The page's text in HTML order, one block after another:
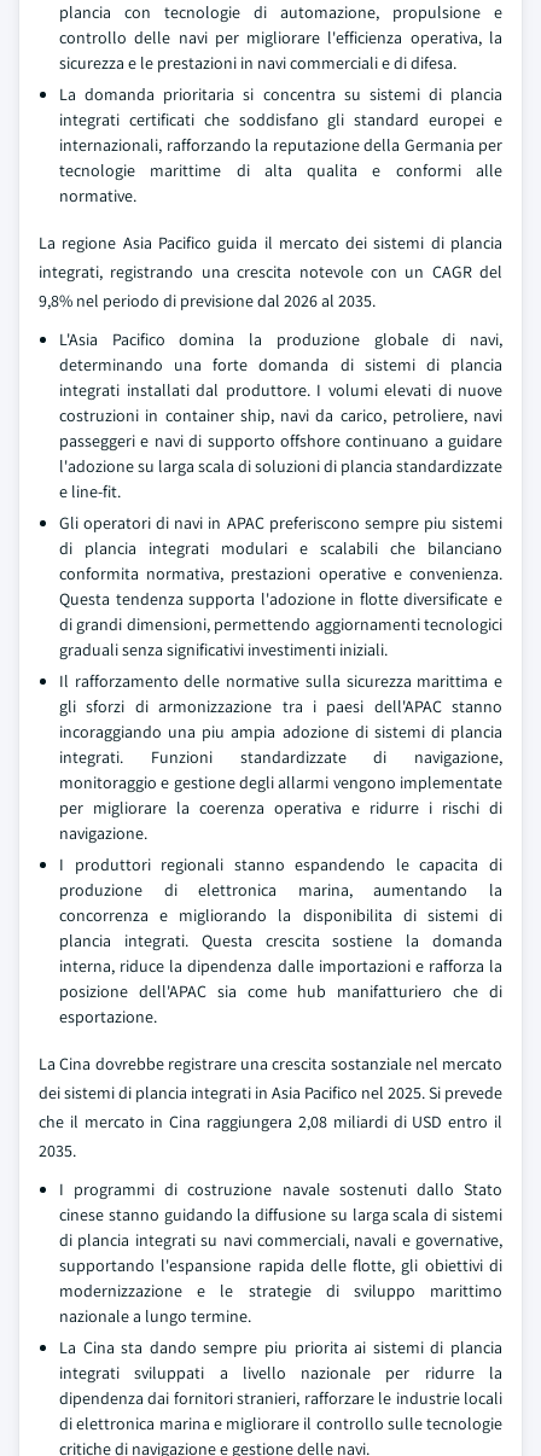
plancia con tecnologie di automazione, propulsione e
controllo delle navi per migliorare l'efficienza operativa, la
sicurezza e le prestazioni in navi commerciali e di difesa.
La domanda prioritaria si concentra su sistemi di plancia
integrati certificati che soddisfano gli standard europei e
internazionali, rafforzando la reputazione della Germania per
tecnologie marittime di alta qualita e conformi alle
normative.
La regione Asia Pacifico guida il mercato dei sistemi di plancia
integrati, registrando una crescita notevole con un CAGR del
9,8% nel periodo di previsione dal 2026 al 2035.
L'Asia Pacifico domina la produzione globale di navi,
determinando una forte domanda di sistemi di plancia
integrati installati dal produttore. I volumi elevati di nuove
costruzioni in container ship, navi da carico, petroliere, navi
passeggeri e navi di supporto offshore continuano a guidare
l'adozione su larga scala di soluzioni di plancia standardizzate
e line-fit.
Gli operatori di navi in APAC preferiscono sempre piu sistemi
di plancia integrati modulari e scalabili che bilanciano
conformita normativa, prestazioni operative e convenienza.
Questa tendenza supporta l'adozione in flotte diversificate e
di grandi dimensioni, permettendo aggiornamenti tecnologici
graduali senza significativi investimenti iniziali.
Il rafforzamento delle normative sulla sicurezza marittima e
gli sforzi di armonizzazione tra i paesi dell'APAC stanno
incoraggiando una piu ampia adozione di sistemi di plancia
integrati. Funzioni standardizzate di navigazione,
monitoraggio e gestione degli allarmi vengono implementate
per migliorare la coerenza operativa e ridurre i rischi di
navigazione.
I produttori regionali stanno espandendo le capacita di
produzione di elettronica marina, aumentando la
concorrenza e migliorando la disponibilita di sistemi di
plancia integrati. Questa crescita sostiene la domanda
interna, riduce la dipendenza dalle importazioni e rafforza la
posizione dell'APAC sia come hub manifatturiero che di
esportazione.
La Cina dovrebbe registrare una crescita sostanziale nel mercato
dei sistemi di plancia integrati in Asia Pacifico nel 2025. Si prevede
che il mercato in Cina raggiungera 2,08 miliardi di USD entro il
2035.
I programmi di costruzione navale sostenuti dallo Stato
cinese stanno guidando la diffusione su larga scala di sistemi
di plancia integrati su navi commerciali, navali e governative,
supportando l'espansione rapida delle flotte, gli obiettivi di
modernizzazione e le strategie di sviluppo marittimo
nazionale a lungo termine.
La Cina sta dando sempre piu priorita ai sistemi di plancia
integrati sviluppati a livello nazionale per ridurre la
dipendenza dai fornitori stranieri, rafforzare le industrie locali
di elettronica marina e migliorare il controllo sulle tecnologie
critiche di navigazione e gestione delle navi.